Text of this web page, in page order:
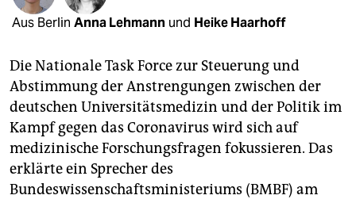
unterstützen
genossenschaft
epaper login
Aus Berlin Anna Lehmann und Heike Haarhoff
Die Nationale Task Force zur Steuerung und
Abstimmung der Anstrengungen zwischen der
deutschen Universitätsmedizin und der Politik im
Kampf gegen das Coronavirus wird sich auf
medizinische Forschungsfragen fokussieren. Das
erklärte ein Sprecher des
Bundeswissenschaftsministeriums (BMBF) am